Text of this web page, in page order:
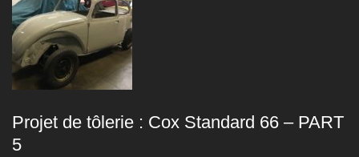
Projet de tôlerie : Cox Standard 66 – PART
5